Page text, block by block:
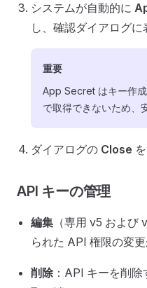
システムが自動的に
し、確認ダイアログに
重要
App Secret はキー作
で取得できないため、
ダイアログの Close
API キーの管理
編集 （専用 v5 およ
られた API 権限の変更
削除 ：API キーを削